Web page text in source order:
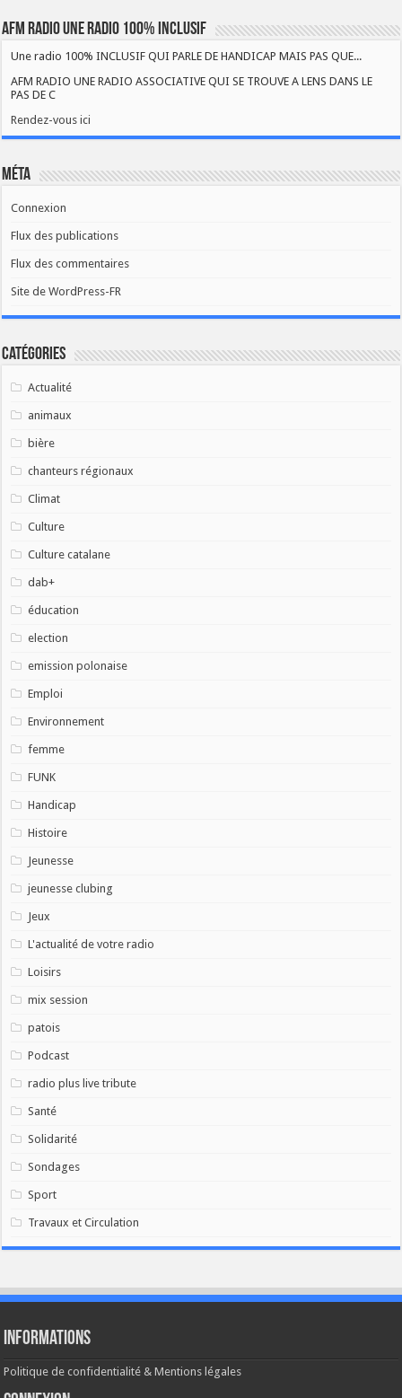
AFM RADIO UNE RADIO 100% INCLUSIF
Une radio 100% INCLUSIF QUI PARLE DE HANDICAP MAIS PAS QUE...
AFM RADIO UNE RADIO ASSOCIATIVE QUI SE TROUVE A LENS DANS LE
PAS DE C
Rendez-vous ici
Méta
Connexion
Flux des publications
Flux des commentaires
Site de WordPress-FR
Catégories
Actualité
animaux
bière
chanteurs régionaux
Climat
Culture
Culture catalane
dab+
éducation
election
emission polonaise
Emploi
Environnement
femme
FUNK
Handicap
Histoire
Jeunesse
jeunesse clubing
Jeux
L'actualité de votre radio
Loisirs
mix session
patois
Podcast
radio plus live tribute
Santé
Solidarité
Sondages
Sport
Travaux et Circulation
Informations
Politique de confidentialité & Mentions légales